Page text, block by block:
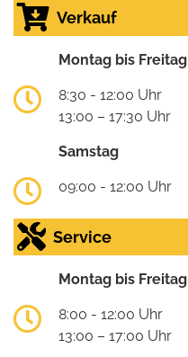
Verkauf
Montag bis Freitag
8:30 - 12:00 Uhr
13:00 – 17:30 Uhr
Samstag
09:00 - 12:00 Uhr
Service
Montag bis Freitag
8:00 - 12:00 Uhr
13:00 – 17:00 Uhr